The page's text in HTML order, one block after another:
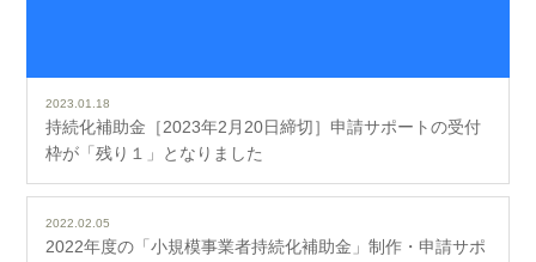
2023.01.18
持続化補助金［2023年2月20日締切］申請サポートの受付
枠が「残り１」となりました
2022.02.05
2022年度の「小規模事業者持続化補助金」制作・申請サポ